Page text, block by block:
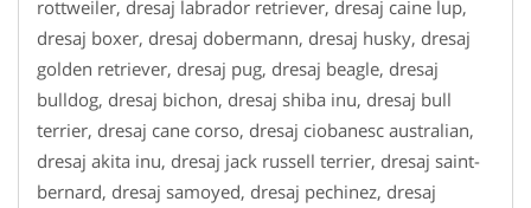
rottweiler, dresaj labrador retriever, dresaj caine lup,
dresaj boxer, dresaj dobermann, dresaj husky, dresaj
golden retriever, dresaj pug, dresaj beagle, dresaj
bulldog, dresaj bichon, dresaj shiba inu, dresaj bull
terrier, dresaj cane corso, dresaj ciobanesc australian,
dresaj akita inu, dresaj jack russell terrier, dresaj saint-
bernard, dresaj samoyed, dresaj pechinez, dresaj